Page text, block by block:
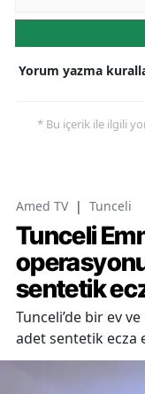
Yorum yazma
* Bu içerik ile ilgili
Amed TV | Tunceli
Tunceli
sentetik
Tunceli’de bir ev
adet sentetik ecza